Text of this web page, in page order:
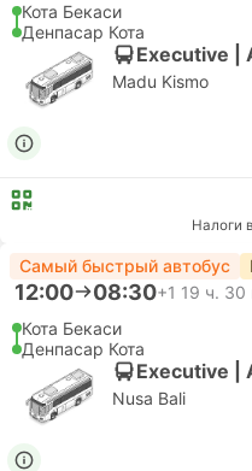
Кота Бекаси
Денпасар Кота
Executive |
Madu Kismo
Налоги
Самый быстрый автобус
12:00 08:30+1 19 ч. 30
Кота Бекаси
Денпасар Кота
Executive |
Nusa Bali